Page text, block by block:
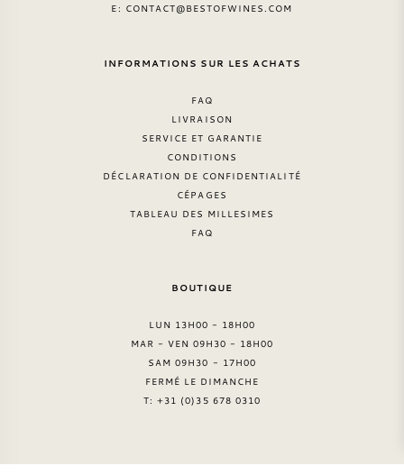
E: CONTACT@BESTOFWINES.COM
INFORMATIONS SUR LES ACHATS
FAQ
LIVRAISON
SERVICE ET GARANTIE
CONDITIONS
DÉCLARATION DE CONFIDENTIALITÉ
CÉPAGES
TABLEAU DES MILLESIMES
FAQ
BOUTIQUE
LUN 13H00 - 18H00
MAR - VEN 09H30 - 18H00
SAM 09H30 - 17H00
FERMÉ LE DIMANCHE
T: +31 (0)35 678 0310